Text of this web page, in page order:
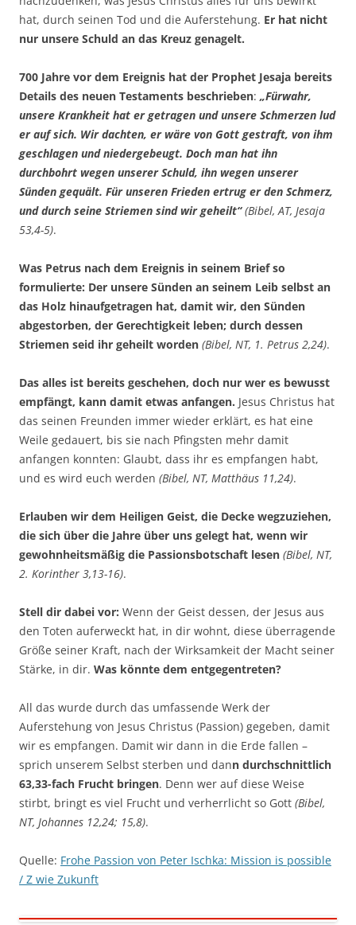
hat, durch seinen Tod und die Auferstehung. Er hat nicht
nur unsere Schuld an das Kreuz genagelt.
700 Jahre vor dem Ereignis hat der Prophet Jesaja bereits
Details des neuen Testaments beschrieben: „Fürwahr,
unsere Krankheit hat er getragen und unsere Schmerzen lud
er auf sich. Wir dachten, er wäre von Gott gestraft, von ihm
geschlagen und niedergebeugt. Doch man hat ihn
durchbohrt wegen unserer Schuld, ihn wegen unserer
Sünden gequält. Für unseren Frieden ertrug er den Schmerz,
und durch seine Striemen sind wir geheilt“ (Bibel, AT, Jesaja
53,4-5).
Was Petrus nach dem Ereignis in seinem Brief so
formulierte: Der unsere Sünden an seinem Leib selbst an
das Holz hinaufgetragen hat, damit wir, den Sünden
abgestorben, der Gerechtigkeit leben; durch dessen
Striemen seid ihr geheilt worden (Bibel, NT, 1. Petrus 2,24).
Das alles ist bereits geschehen, doch nur wer es bewusst
empfängt, kann damit etwas anfangen. Jesus Christus hat
das seinen Freunden immer wieder erklärt, es hat eine
Weile gedauert, bis sie nach Pfingsten mehr damit
anfangen konnten: Glaubt, dass ihr es empfangen habt,
und es wird euch werden (Bibel, NT, Matthäus 11,24).
Erlauben wir dem Heiligen Geist, die Decke wegzuziehen,
die sich über die Jahre über uns gelegt hat, wenn wir
gewohnheitsmäßig die Passionsbotschaft lesen (Bibel, NT,
2. Korinther 3,13-16).
Stell dir dabei vor: Wenn der Geist dessen, der Jesus aus
den Toten auferweckt hat, in dir wohnt, diese überragende
Größe seiner Kraft, nach der Wirksamkeit der Macht seiner
Stärke, in dir. Was könnte dem entgegentreten?
All das wurde durch das umfassende Werk der
Auferstehung von Jesus Christus (Passion) gegeben, damit
wir es empfangen. Damit wir dann in die Erde fallen –
sprich unserem Selbst sterben und dann durchschnittlich
63,33-fach Frucht bringen. Denn wer auf diese Weise
stirbt, bringt es viel Frucht und verherrlicht so Gott (Bibel,
NT, Johannes 12,24; 15,8).
Quelle: Frohe Passion von Peter Ischka: Mission is possible
/ Z wie Zukunft